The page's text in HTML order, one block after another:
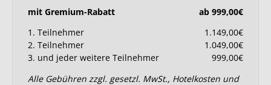
mit Gremium-Rabatt
ab 999,00€
1. Teilnehmer
1.149,00€
2. Teilnehmer
1.049,00€
3. und jeder weitere Teilnehmer
999,00€
Alle Gebühren zzgl. gesetzl. MwSt., Hotelkosten und